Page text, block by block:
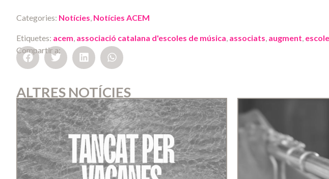
Categories: Notícies Notícies ACEM
Etiquetes: acem associació catalana d'escoles de música associats augment
Compartir a:
ALTRES NOTÍCIES